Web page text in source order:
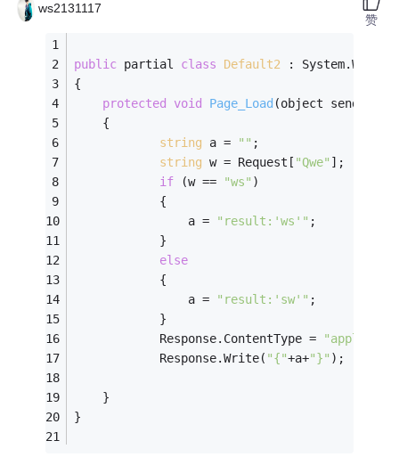
ws2131117
public partial class Default2 :
{
protected
void Page_Load (object sender,
    {
string a = "" ;
string w = Request[ "Qwe" ];
if (w == "ws" )
            {
                a =
"result:'ws'" ;
            }
else
            {
                a =
"result:'sw'" ;
            }
            Response.ContentType =
            Response.Write(
"{"+a+"}" );
    }
}
赞